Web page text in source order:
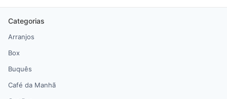
Categorias
Arranjos
Box
Buquês
Café da Manhã